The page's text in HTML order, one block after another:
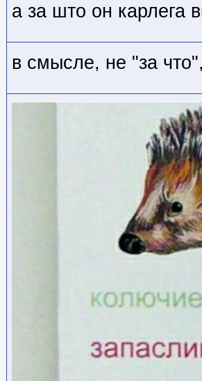
а за што он карлега
в смысле, не "за